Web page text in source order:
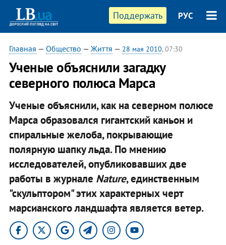
Поддержать РУС
Главная — Общество — Життя — 28 мая 2010, 07:30
Ученые объяснили загадку
северного полюса Марса
Ученые объяснили, как на северном полюсе
Марса образовался гигантский каньон и
спиральные желоба, покрывающие
полярную шапку льда. По мнению
исследователей, опубликовавших две
работы в журнале Nature, единственным
"скульптором" этих характерных черт
марсианского ландшафта является ветер.